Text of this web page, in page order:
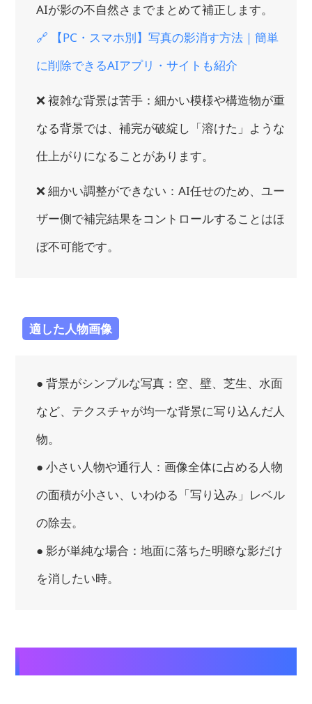
AIが影の不自然さまでまとめて補正します。
🔗 【PC・スマホ別】写真の影消す方法｜簡単
に削除できるAIアプリ・サイトも紹介
❌ 複雑な背景は苦手：細かい模様や構造物が重
なる背景では、補完が破綻し「溶けた」ような
仕上がりになることがあります。
❌ 細かい調整ができない：AI任せのため、ユー
ザー側で補完結果をコントロールすることはほ
ぼ不可能です。
適した人物画像
● 背景がシンプルな写真：空、壁、芝生、水面
など、テクスチャが均一な背景に写り込んだ人
物。
● 小さい人物や通行人：画像全体に占める人物
の面積が小さい、いわゆる「写り込み」レベル
の除去。
● 影が単純な場合：地面に落ちた明瞭な影だけ
を消したい時。